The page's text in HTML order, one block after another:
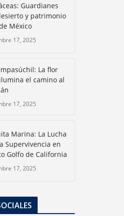
Guardianes
y patrimonio
México
17, 2025
La flor
el camino al
17, 2025
Marina: La Lucha
Supervivencia en
Golfo de California
17, 2025